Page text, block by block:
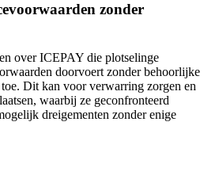
zonder
over ICEPAY die plotselinge
doorvoert zonder behoorlijke
Dit kan voor verwarring zorgen en
waarbij ze geconfronteerd
dreigementen zonder enige